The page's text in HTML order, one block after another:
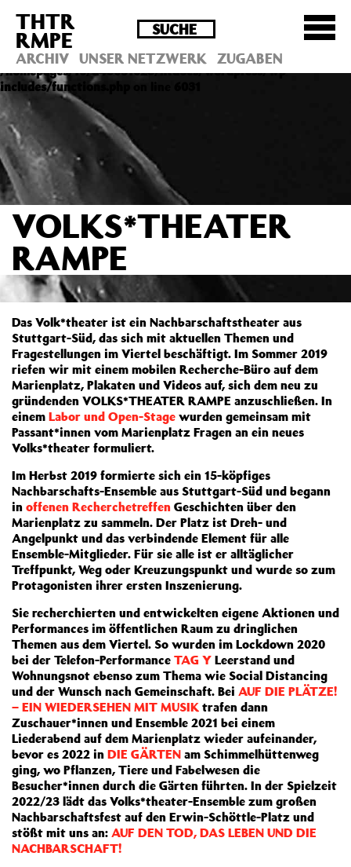
Deprecated : Die Funktion post_permalink ist seit
Version 4.4.0 veraltet! Verwende stattdessen
get_permalink(). in
/homepages/10/d43051023/htdocs/wordpress/wp-
includes/functions.php
THTR
RMPE
ARCHIV UNSER NETZWERK ZUGABEN
VOLKS*THEATER
RAMPE
Das Volk*theater ist ein Nachbarschaftstheater aus
Stuttgart-Süd, das sich mit aktuellen Themen und
Fragestellungen im Viertel beschäftigt. Im Sommer 2019
riefen wir mit einem mobilen Recherche-Büro auf dem
Marienplatz, Plakaten und Videos auf, sich dem neu zu
gründenden VOLKS*THEATER RAMPE anzuschließen. In
einem Labor und Open-Stage wurden gemeinsam mit
Passant*innen vom Marienplatz Fragen an ein neues
Volks*theater formuliert.
Im Herbst 2019 formierte sich ein 15-köpfiges
Nachbarschafts-Ensemble aus Stuttgart-Süd und begann
in offenen Recherchetreffen Geschichten über den
Marienplatz zu sammeln. Der Platz ist Dreh- und
Angelpunkt und das verbindende Element für alle
Ensemble-Mitglieder. Für sie alle ist er alltäglicher
Treffpunkt, Weg oder Kreuzungspunkt und wurde so zum
Protagonisten ihrer ersten Inszenierung.
Sie recherchierten und entwickelten eigene Aktionen und
Performances im öffentlichen Raum zu dringlichen
Themen aus dem Viertel. So wurden im Lockdown 2020
bei der Telefon-Performance TAG Y Leerstand und
Wohnungsnot ebenso zum Thema wie Social Distancing
und der Wunsch nach Gemeinschaft. Bei AUF DIE PLÄTZE!
– EIN WIEDERSEHEN MIT MUSIK trafen dann
Zuschauer*innen und Ensemble 2021 bei einem
Liederabend auf dem Marienplatz wieder aufeinander,
bevor es 2022 in DIE GÄRTEN am Schimmelhüttenweg
ging, wo Pflanzen, Tiere und Fabelwesen die
Besucher*innen durch die Gärten führten. In der Spielzeit
2022/23 lädt das Volks*theater-Ensemble zum großen
Nachbarschaftsfest auf den Erwin-Schöttle-Platz und
stößt mit uns an: AUF DEN TOD, DAS LEBEN UND DIE
NACHBARSCHAFT!